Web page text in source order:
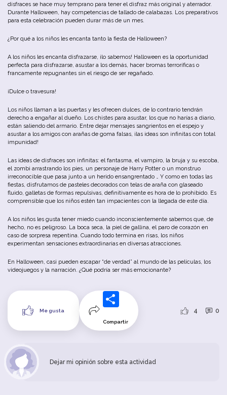
disfraces se hace muy temprano para tener el disfraz más original y aterrador.
Durante Halloween, hay competencias de tallado de calabazas. Los preparativos
para esta celebración pueden durar más de un mes.
¿Por qué a los niños les encanta tanto la fiesta de Halloween?
A los niños les encanta disfrazarse, ¡lo sabemos! Halloween es la oportunidad
perfecta para disfrazarse, asustar a los demás, hacer bromas terroríficas o
francamente repugnantes sin el riesgo de ser regañado.
¡Dulce o travesura!
Los niños llaman a las puertas y les ofrecen dulces, de lo contrario tendrán
derecho a engañar al dueño. Los chistes para asustar, los que no harías a diario,
están saliendo del armario. Entre dejar mensajes sangrientos en el espejo y
asustar a los amigos con arañas de goma falsas, ¡las ideas son infinitas con total
impunidad!
Las ideas de disfraces son infinitas: el fantasma, el vampiro, la bruja y su escoba,
el zombi arrastrando los pies, un personaje de Harry Potter o un monstruo
irreconocible que pasa junto a un herido ensangrentado … Y como en todas las
fiestas, disfrutamos de pasteles decorados con telas de araña con glaseado
fluido, galletas de formas repulsivas, definitivamente es hora de lo prohibido. Es
comprensible que los niños estén tan impacientes con la llegada de este día.
A los niños les gusta tener miedo cuando inconscientemente sabemos que, de
hecho, no es peligroso. La boca seca, la piel de gallina, el paro de corazón en
caso de sorpresa repentina. Cuando todo termina en risas, los niños
experimentan sensaciones extraordinarias en diversas atracciones.
En Halloween, casi pueden escapar “de verdad” al mundo de las películas, los
videojuegos y la narración. ¿Qué podría ser más emocionante?
Me gusta
Compartir
4 0
Dejar mi opinión sobre esta actividad